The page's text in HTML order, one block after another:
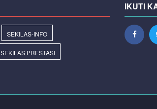
SEKILAS-INFO
SEKILAS PRESTASI
IKUTI